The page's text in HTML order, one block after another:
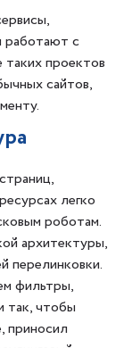
с
проектов
сайтов,
легко
роботам.
архитектуры,
перелинковки.
фильтры,
так, чтобы
приносил